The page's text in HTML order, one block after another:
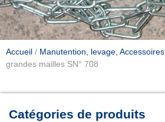
Accueil / Manutention, levage, Accessoires
grandes mailles SN° 708
Catégories de produits